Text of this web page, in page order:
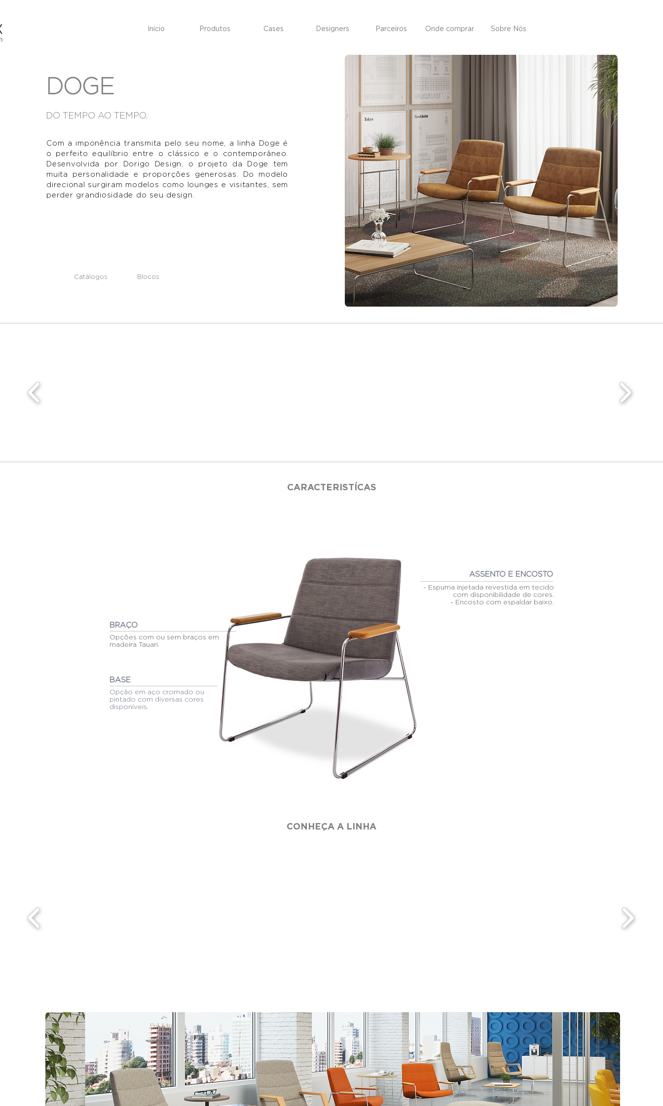
Início Produtos Cases Designers Parceiros Onde comprar Sobre Nós
DOGE
DO TEMPO AO TEMPO.
Com a imponência transmita pelo seu nome, a linha Doge é
o perfeito equilíbrio entre o clássico e o contemporâneo.
Desenvolvida por Dorigo Design, o projeto da Doge tem
muita personalidade e proporções generosas. Do modelo
direcional surgiram modelos como lounges e visitantes, sem
perder grandiosidade do seu design.
Catálogos Blocos
CARACTERISTÍCAS
ASSENTO E ENCOSTO
- Espuma injetada revestida em tecido
com disponibilidade de cores.
- Encosto com espaldar baixo.
BRAÇO
Opções com ou sem braços em
madeira Tauari.
BASE
Opção em aço cromado ou
pintado com diversas cores
disponíveis.
CONHEÇA A LINHA